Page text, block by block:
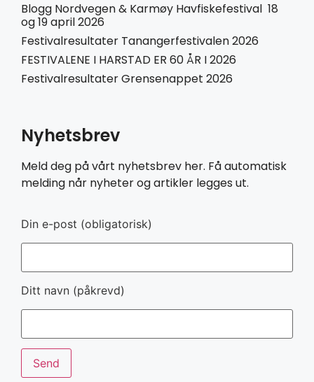
Blogg Nordvegen & Karmøy Havfiskefestival 18
og 19 april 2026
Festivalresultater Tanangerfestivalen 2026
FESTIVALENE I HARSTAD ER 60 ÅR I 2026
Festivalresultater Grensenappet 2026
Nyhetsbrev
Meld deg på vårt nyhetsbrev her. Få automatisk
melding når nyheter og artikler legges ut.
Din e-post (obligatorisk)
Ditt navn (påkrevd)